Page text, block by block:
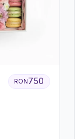
RON750